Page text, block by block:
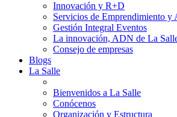
Innovación y R+D
Servicios de Emprendimiento y
Gestión Integral Eventos
La innovación, ADN de La
Consejo de empresas
Blogs
La Salle
Bienvenidos a La Salle
Conócenos
Organización y Estructura